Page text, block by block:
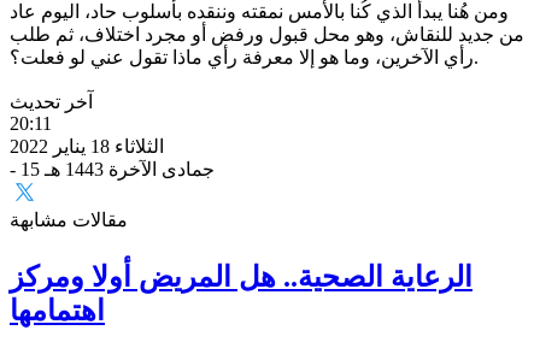
ومن هُنا يبدأ الذي كُنا بالأمس نمقته وننقده بأسلوب حاد، اليوم عاد
من جديد للنقاش، وهو محل قبول ورفض أو مجرد اختلاف، ثم طلب
رأي الآخرين، وما هو إلا معرفة رأي ماذا تقول عني لو فعلت؟.
آخر تحديث
20:11
الثلاثاء 18 يناير 2022
- 15 جمادى الآخرة 1443 هـ
مقالات مشابهة
الرعاية الصحية.. هل المريض أولا ومركز
اهتمامها